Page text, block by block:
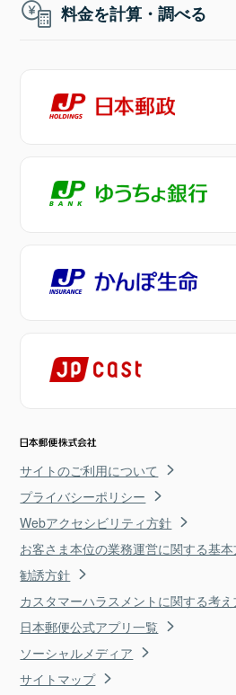
料金を計算・調べる
サイトのご利用について
プライバシーポリシー
Webアクセシビリティ方針
お客さま本位の業務運営に関する基
勧誘方針
カスタマーハラスメントに関する考
日本郵便公式アプリ一覧
ソーシャルメディア
サイトマップ